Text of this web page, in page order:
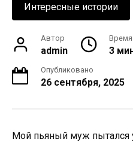
Интересные истории
Автор
admin
Время
3
Опубликовано
26 сентября, 2025
Мой пьяный муж пытался